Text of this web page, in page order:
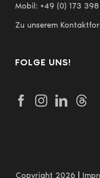
Mobil: +49 (0) 173
Zu unserem
FOLGE UNS!
Copyright 2026